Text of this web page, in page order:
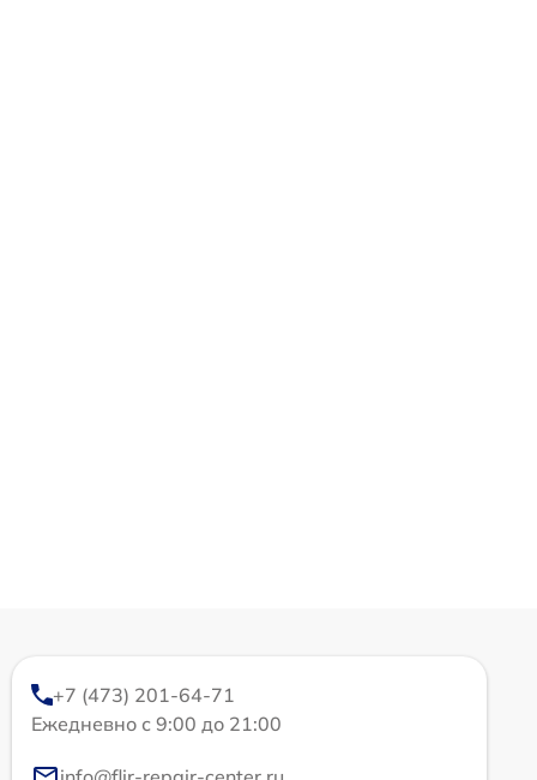
+7 (473) 201-64-71
Ежедневно с 9:00 до 21:00